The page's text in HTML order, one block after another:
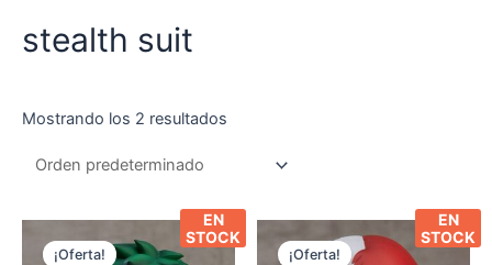
stealth suit
Mostrando los 2 resultados
EN
STOCK
¡Oferta!
EN
STOCK
¡Oferta!